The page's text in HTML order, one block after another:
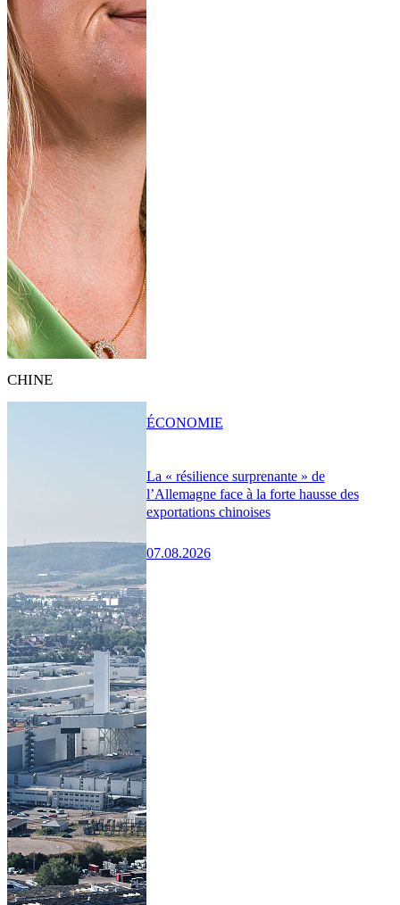
CHINE
La « résilience surprenante » de
l’Allemagne face à la forte hausse des
exportations chinoises
07.08.2026
ÉCONOMIE